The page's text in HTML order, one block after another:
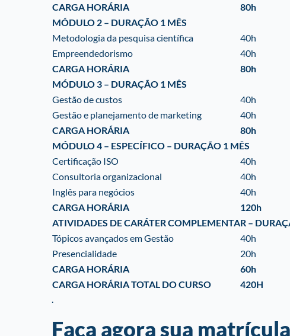
CARGA HORÁRIA
80h
MÓDULO 2 – DURAÇÃO 1 MÊS
Metodologia da pesquisa científica
40h
Empreendedorismo
40h
CARGA HORÁRIA
80h
MÓDULO 3 – DURAÇÃO 1 MÊS
Gestão de custos
40h
Gestão e planejamento de marketing
40h
CARGA HORÁRIA
80h
MÓDULO 4 – ESPECÍFICO – DURAÇÃO 1 MÊS
Certificação ISO
40h
Consultoria organizacional
40h
Inglês para negócios
40h
CARGA HORÁRIA
120h
ATIVIDADES DE CARÁTER COMPLEMENTAR –
Tópicos avançados em Gestão
40h
Presencialidade
20h
CARGA HORÁRIA
60h
CARGA HORÁRIA TOTAL DO CURSO
420H
.
Faça agora sua